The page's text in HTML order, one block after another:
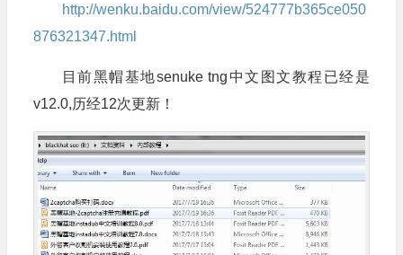
http://wenku.baidu.com/view/524777b365ce050
876321347.html
目前黑帽基地senuke tng中文图文教程已经是
v12.0,历经12次更新！